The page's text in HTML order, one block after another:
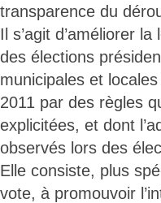
transparence du
Il s’agit d’améliorer
des élections
municipales et
2011 par des règles
explicitées, et dont
observés lors des
Elle consiste, plus
vote, à promouvoir